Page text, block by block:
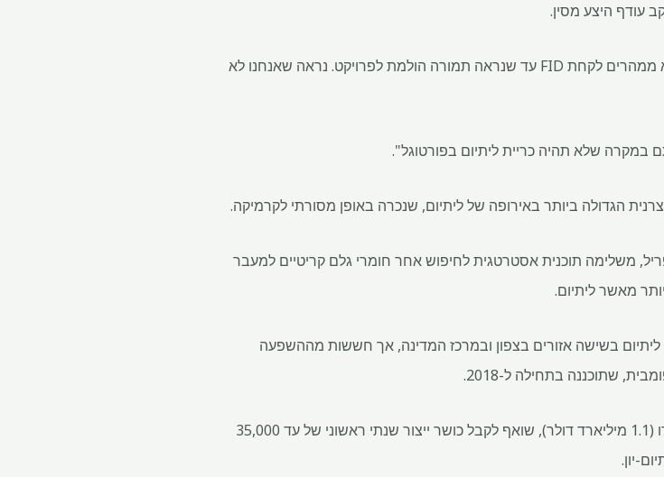
עודף היצע מסין.
"השוק מאתגר מאוד בזמן שאנחנו מדברים. לכן, אנחנו לא ממהרים לקחת FID עד שנראה תמורה הולמת לפרויקט. נראה שאנחנו לא
במקרה שלא תהיה כריית ליתיום בפורטוגל".
משלימה תוכנית אסטרטגית לחיפוש אחר חומרי גלם קריטיים למעבר
מאשר ליתיום.
בשישה אזורים בצפון ובמרכז המדינה, אך חששות מההשפעה
שתוכננה בתחילה ל-2018.
בית הזיקוק, עם השקעות מוערכות של יותר ממיליארד אירו (1.1 מיליארד דולר), שואף לקבל כושר ייצור שנתי ראשוני של עד 35,000
יון.